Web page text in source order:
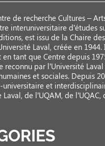
de recherche Cultures –
interuniversitaire d’études
est issu de la Chaire
Laval, créée en
tant que Centre depuis
reconnu par l’Université
et sociales. Depuis
universitaire et
de l’UQAM, de l’UQAC,